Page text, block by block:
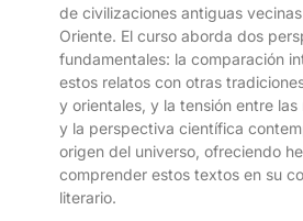
de civilizaciones antiguas
Oriente. El curso aborda dos
fundamentales: la comparación
estos relatos con otras
y orientales, y la tensión entre
y la perspectiva científica
origen del universo, ofreciendo
comprender estos textos en su
literario.